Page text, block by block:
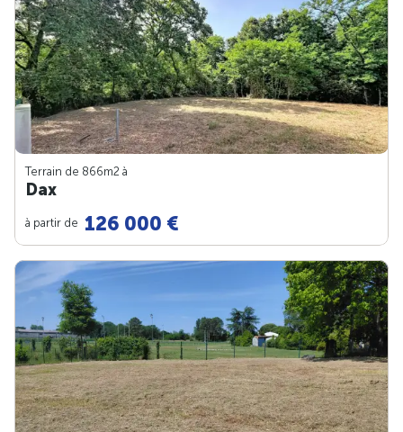
Terrain de 866m2 à
Dax
à partir de 126 000 €